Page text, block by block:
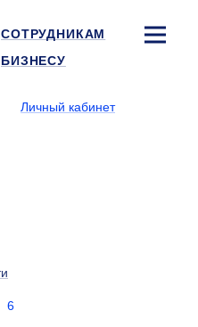
СОТРУДНИКАМ
БИЗНЕСУ
Личный кабинет
6